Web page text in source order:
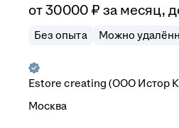
от30 000 ₽ за месяц,
Без опыта Можно
Estore creating (ООО Истор
Москва